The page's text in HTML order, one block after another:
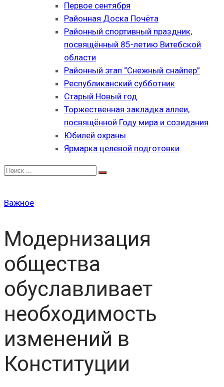
Первое сентября
Районная Доска Почёта
Районный спортивный праздник,
посвящённый 85-летию Витебской
области
Районный этап “Снежный снайпер”
Республиканский субботник
Старый Новый год
Торжественная закладка аллеи,
посвящённой Году мира и созидания
Юбилей охраны
Ярмарка целевой подготовки
Важное
Модернизация
общества
обуславливает
необходимость
изменений в
Конституции